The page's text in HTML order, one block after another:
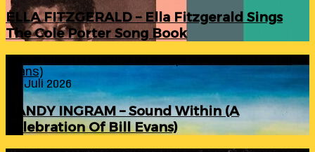
ELLA FITZGERALD – Ella Fitzgerald Sings
The Cole Porter Song Book
Evans)
24. Juli 2026
RANDY INGRAM – Sound Within (A
Celebration Of Bill Evans)